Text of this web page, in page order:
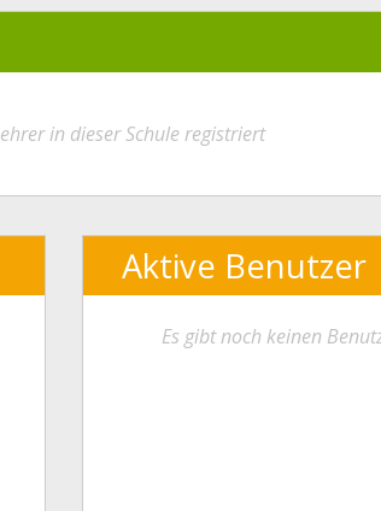
in dieser Schule registriert
Aktive Benutzer
Es gibt noch keinen